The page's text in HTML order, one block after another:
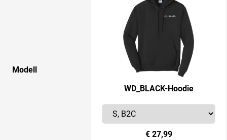
Modell
WD_BLACK-Hoodie
€ 27,99